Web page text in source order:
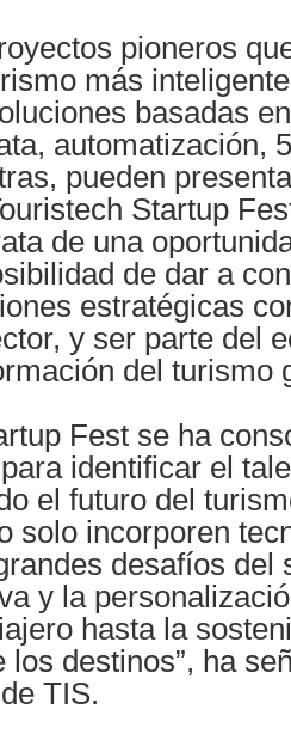
pioneros
más
basadas
automatización,
pueden
Startup
de una
de dar a
estratégicas
y ser parte del
del turismo
Fest se ha
identificar el
el futuro del
solo incorporen
desafíos del
y la
hasta la
los destinos”, ha
TIS.